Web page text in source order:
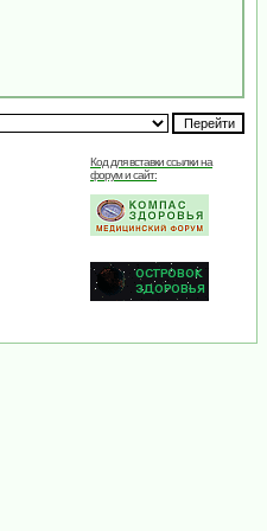
Код для вставки ссылки на
форум и сайт: